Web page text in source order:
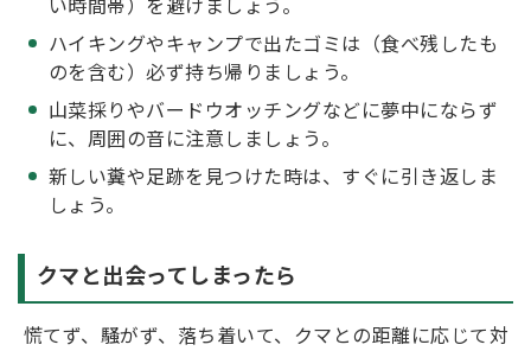
ハイキングやキャンプで出たゴミは（食べ残したも
のを含む）必ず持ち帰りましょう。
山菜採りやバードウオッチングなどに夢中にならず
に、周囲の音に注意しましょう。
新しい糞や足跡を見つけた時は、すぐに引き返しま
しょう。
クマと出会ってしまったら
慌てず、騒がず、落ち着いて、クマとの距離に応じて対